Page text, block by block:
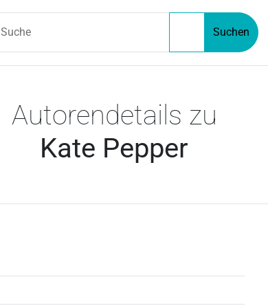
Suche Suchen
Autorendetails zu
Kate Pepper